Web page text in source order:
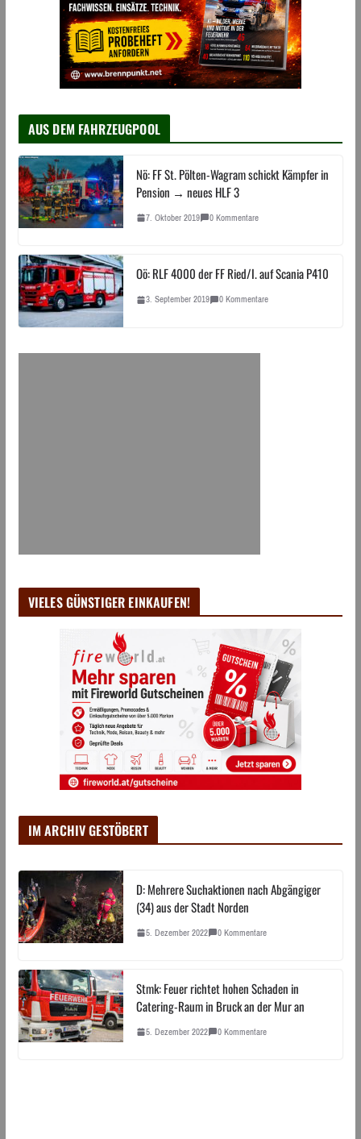
AUS DEM FAHRZEUGPOOL
Nö: FF St. Pölten-Wagram schickt Kämpfer in
Pension → neues HLF 3
7. Oktober 2019 0 Kommentare
Oö: RLF 4000 der FF Ried/I. auf Scania P410
3. September 2019 0 Kommentare
VIELES GÜNSTIGER EINKAUFEN!
IM ARCHIV GESTÖBERT
D: Mehrere Suchaktionen nach Abgängiger
(34) aus der Stadt Norden
5. Dezember 2022 0 Kommentare
Stmk: Feuer richtet hohen Schaden in
Catering-Raum in Bruck an der Mur an
5. Dezember 2022 0 Kommentare